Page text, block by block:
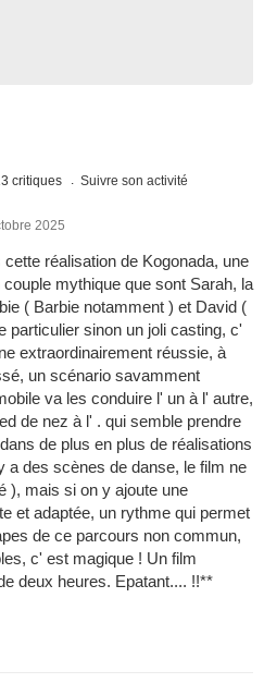
critiques Suivre son activité
2025
réalisation de Kogonada, une
mythique que sont Sarah, la
( Barbie notamment ) et David (
particulier sinon un joli casting, c'
extraordinairement réussie, à
un scénario savamment
va les conduire l' un à l' autre,
de nez à l' . qui semble prendre
de plus en plus de réalisations
a des scènes de danse, le film ne
), mais si on y ajoute une
et adaptée, un rythme qui permet
de ce parcours non commun,
c' est magique ! Un film
deux heures. Epatant.... !!**